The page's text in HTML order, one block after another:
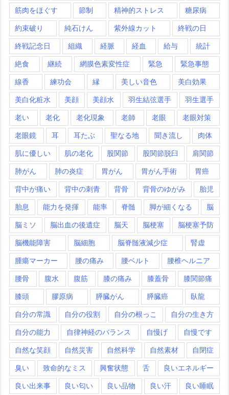
筋肉をほぐす 節制 精神的ストレス 糖尿病
約束破り 純石けん 紫外線カット 終戦の日
終戦記念日 組織 経脈 経血 給与 統計
絶食 継続 網膜色素変性症 緊急 緊急事態
線香 練功会 縁 美しい音色 美白効果
美白化粧水 美顔 美顔水 羽生結弦選手 羽生選手
老い 老化 老化現象 老師 老眼 老眼対策
老眼鏡 耳 耳たぶ 聖なる地 聞き流し 肉体
肌に優しい 肌の老化 股関節 股関節脱臼 肩関節
肺がん 肺の炎症 胃がん 胃がん手術 胃癌
背中が痛い 背中の刺青 背骨 背骨のゆがみ 胎児
胎息 能力を発揮 能率 脊髄 脚が細くなる 脳
脳ミソ 脳出血の後遺症 脳天 脳梗塞 脳梗塞予防
脳機能障害 脳細胞 脳脊髄液減少症 腎虚
腫瘍マーカー 腰の痛み 腰ベルト 腰椎ヘルニア
腰骨 腹水 腹筋 膝の痛み 膝蓋骨 膝関節痛
膝頭 膠原病 膵臓がん 膵臓癌 臥龍
自分の常識 自分の役割 自分の根っこ 自分の生き方
自分の能力 自律神経のバランス 自慢げ 自慢です
自然な笑顔 自然災害 自然科学 自然素材 自閉症
臭い 致命的なミス 興奮状態 舌 良いエネルギー
良い出来事 良い匂い 良い品物 良い汗 良い睡眠